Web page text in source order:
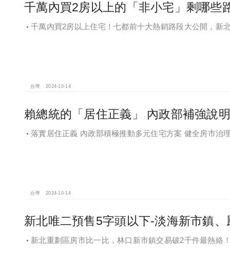
千萬內買2房以上的「非小宅」剩哪些
千萬內買2房以上住宅！七都前十大熱銷路段大公開，新
台灣 2024-10-14
賴總統的「居住正義」 內政部補強說
落實居住正義 內政部積極推動多元住宅方案 健全房市治
台灣 2024-10-14
新北唯二預售5字頭以下-淡海新市鎮
新北重劃區房市比一比，林口新市鎮交易破2千件最熱絡